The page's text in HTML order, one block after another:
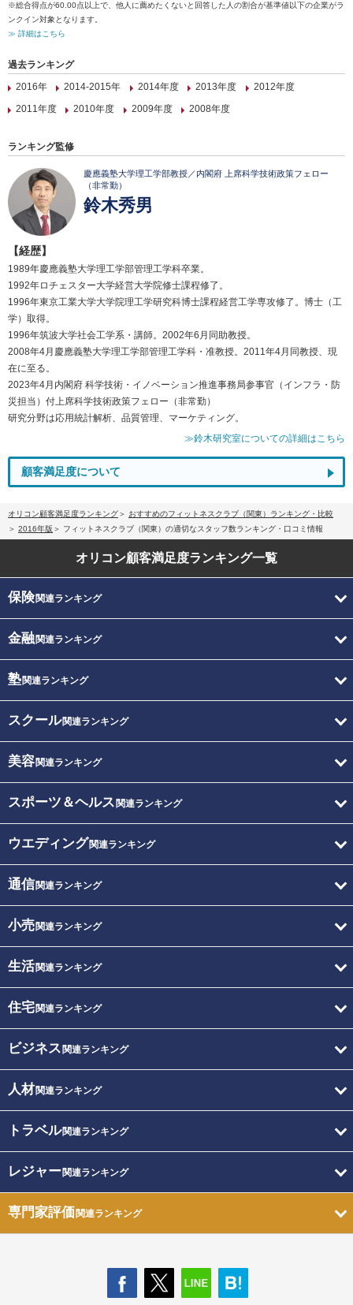
※総合得点が60.00点以上で、他人に薦めたくないと回答した人の割合が基準値以下の企業がラ
ンクイン対象となります。
≫ 詳細はこちら
過去ランキング
2016年
2014-2015年 2014年度 2013年度
2012年度
2011年度
2010年度 2009年度 2008年度
ランキング監修
慶應義塾大学理工学部教授／内閣府 上席科学技術政策フェロー
（非常勤）
鈴木秀男
【経歴】
1989年慶應義塾大学理工学部管理工学科卒業。
1992年ロチェスター大学経営大学院修士課程修了。
1996年東京工業大学大学院理工学研究科博士課程経営工学専攻修了。博士（工
学）取得。
1996年筑波大学社会工学系・講師。2002年6月同助教授。
2008年4月慶應義塾大学理工学部管理工学科・准教授。2011年4月同教授、現
在に至る。
2023年4月内閣府 科学技術・イノベーション推進事務局参事官（インフラ・防
災担当）付上席科学技術政策フェロー（非常勤）
研究分野は応用統計解析、品質管理、マーケティング。
≫鈴木研究室についての詳細はこちら
顧客満足度について
オリコン顧客満足度ランキング
おすすめのフィットネスクラブ（関東）ランキング・比較
2016年版
フィットネスクラブ（関東）の適切なスタッフ数ランキング・口コミ情報
オリコン顧客満足度ランキング一覧
保険関連ランキング
金融関連ランキング
塾関連ランキング
スクール関連ランキング
美容関連ランキング
スポーツ＆ヘルス 関連ランキング
ウエディング関連ランキング
通信関連ランキング
小売関連ランキング
生活関連ランキング
住宅関連ランキング
ビジネス 関連ランキング
人材関連ランキング
トラベル関連ランキング
レジャー関連ランキング
専門家評価関連ランキング